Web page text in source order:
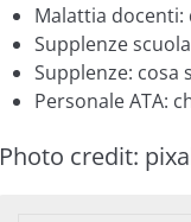
Malattia
Supplenze
Supplenze: cosa
Personale ATA:
Photo credit: